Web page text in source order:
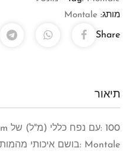
מותג: Montale
Share
תיאור
Montale :בושם איכותי מהמותג